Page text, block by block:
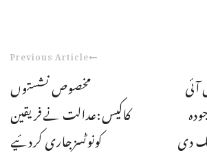
Previous Article
مخصوص نشستوں
کاکیس:عدالت نےفریقین
کونوٹسزجاری کردئیے
دی